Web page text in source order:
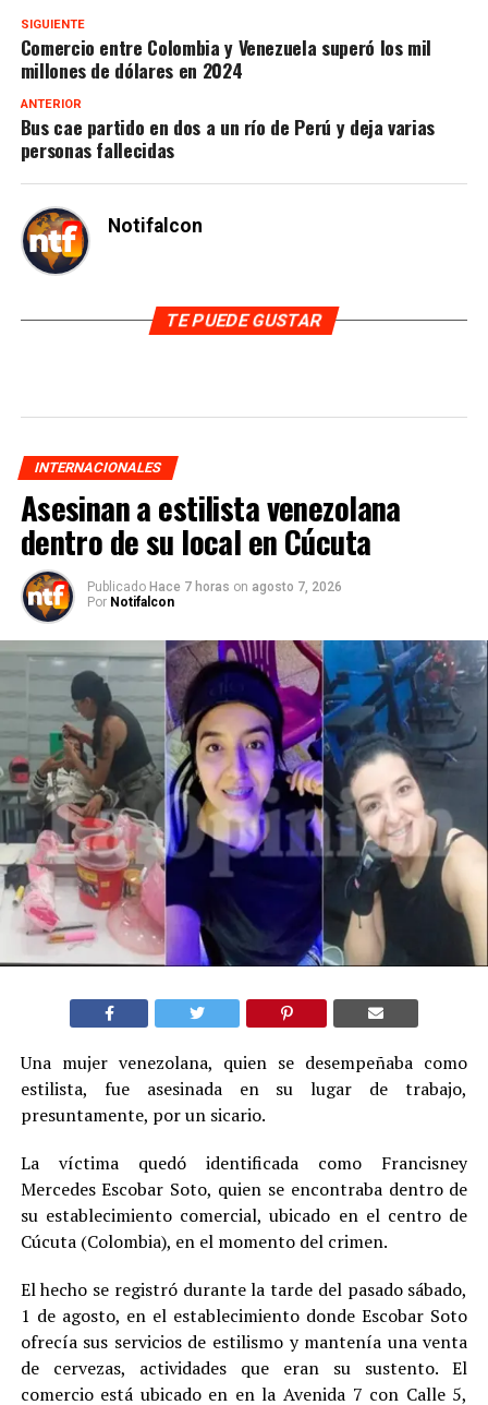
SIGUIENTE
Comercio entre Colombia y Venezuela superó los mil
millones de dólares en 2024
ANTERIOR
Bus cae partido en dos a un río de Perú y deja varias
personas fallecidas
Notifalcon
TE PUEDE GUSTAR
INTERNACIONALES
Asesinan a estilista venezolana
dentro de su local en Cúcuta
Publicado Hace 7 horas on agosto 7, 2026
Por Notifalcon
Una mujer venezolana, quien se desempeñaba como
estilista, fue asesinada en su lugar de trabajo,
presuntamente, por un sicario.
La víctima quedó identificada como Francisney
Mercedes Escobar Soto, quien se encontraba dentro de
su establecimiento comercial, ubicado en el centro de
Cúcuta (Colombia), en el momento del crimen.
El hecho se registró durante la tarde del pasado sábado,
1 de agosto, en el establecimiento donde Escobar Soto
ofrecía sus servicios de estilismo y mantenía una venta
de cervezas, actividades que eran su sustento. El
comercio está ubicado en en la Avenida 7 con Calle 5,